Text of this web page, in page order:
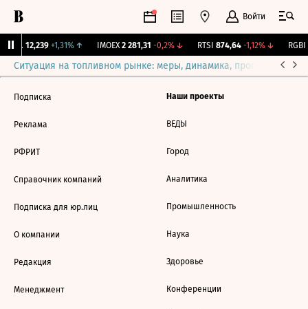
Войти
12,239 +1,31%↑ IMOEX 2 281,31 -0,2%↓ RTSI 874,64 -1,12%↓ RGBI
Ситуация на топливном рынке: меры, динамика, прогнозы
Подписка
Реклама
РФРИТ
Справочник компаний
Подписка для юр.лиц
О компании
Редакция
Менеджмент
Наши проекты
ВЕДЫ
Город
Аналитика
Промышленность
Наука
Здоровье
Конференции